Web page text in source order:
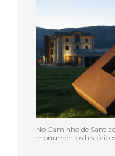
No Caminho de
monumentos